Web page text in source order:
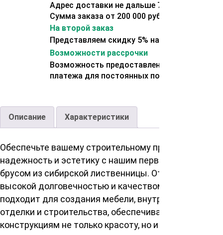
Адрес доставки не дальше 70 км от склада.
Сумма заказа от 200 000 рублей.
На второй заказ
Представляем скидку 5% на второй заказ
Возможности рассрочки
Возможность предоставления отсрочки
платежа для постоянных покупателей.
Описание Характеристики
Обеспечьте вашему строительному проекту
надежность и эстетику с нашим первоклассным
брусом из сибирской лиственницы. Отличается
высокой долговечностью и качеством. Отлично
подходит для создания мебели, внутренней
отделки и строительства, обеспечивая вашим
конструкциям не только красоту, но и стабильность.